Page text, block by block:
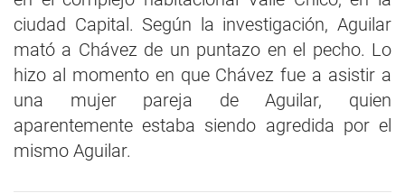
ciudad Capital. Según la investigación, Aguilar
mató a Chávez de un puntazo en el pecho. Lo
hizo al momento en que Chávez fue a asistir a
una mujer pareja de Aguilar, quien
aparentemente estaba siendo agredida por el
mismo Aguilar.